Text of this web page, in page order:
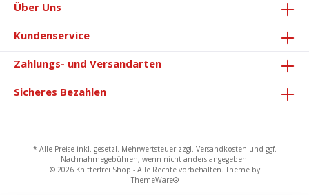
Über Uns
Kundenservice
Zahlungs- und Versandarten
Sicheres Bezahlen
* Alle Preise inkl. gesetzl. Mehrwertsteuer zzgl. Versandkosten und ggf.
Nachnahmegebühren, wenn nicht anders angegeben.
© 2026 Knitterfrei Shop - Alle Rechte vorbehalten. Theme by
ThemeWare®